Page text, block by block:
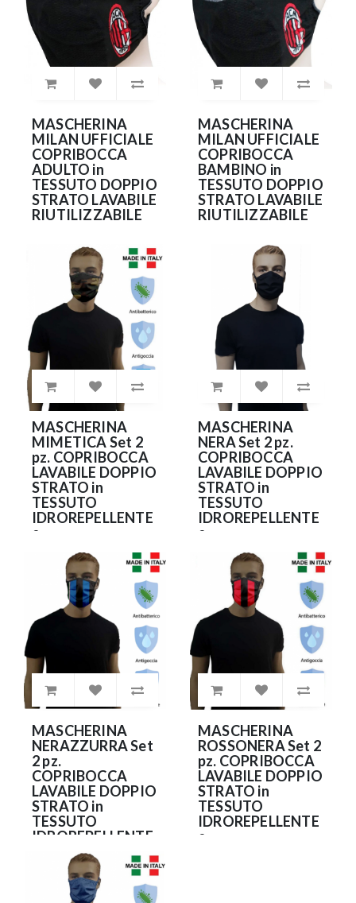
MASCHERINA
MILAN UFFICIALE
COPRIBOCCA
ADULTO in
TESSUTO DOPPIO
STRATO LAVABILE
RIUTILIZZABILE
MASCHERINA
MILAN UFFICIALE
COPRIBOCCA
BAMBINO in
TESSUTO DOPPIO
STRATO LAVABILE
RIUTILIZZABILE
MASCHERINA
MIMETICA Set 2
pz. COPRIBOCCA
LAVABILE DOPPIO
STRATO in
TESSUTO
IDROREPELLENTE
e
(NO DPI)
MASCHERINA
NERA Set 2 pz.
COPRIBOCCA
LAVABILE DOPPIO
STRATO in
TESSUTO
IDROREPELLENTE
e
ANTIBATTERICO
(NO DPI)
MASCHERINA
NERAZZURRA Set
2 pz.
COPRIBOCCA
LAVABILE DOPPIO
STRATO in
TESSUTO
IDROREPELLENTE
ANTIBATTERICO
(NO DPI)
MASCHERINA
ROSSONERA Set 2
pz. COPRIBOCCA
LAVABILE DOPPIO
STRATO in
TESSUTO
IDROREPELLENTE
e